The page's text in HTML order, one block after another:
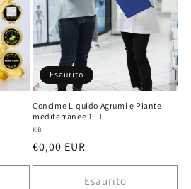
Esaurito
Concime Liquido Agrumi e Piante
mediterranee 1 LT
Fornitore:
KB
Prezzo
di
€0,00 EUR
Esaurito